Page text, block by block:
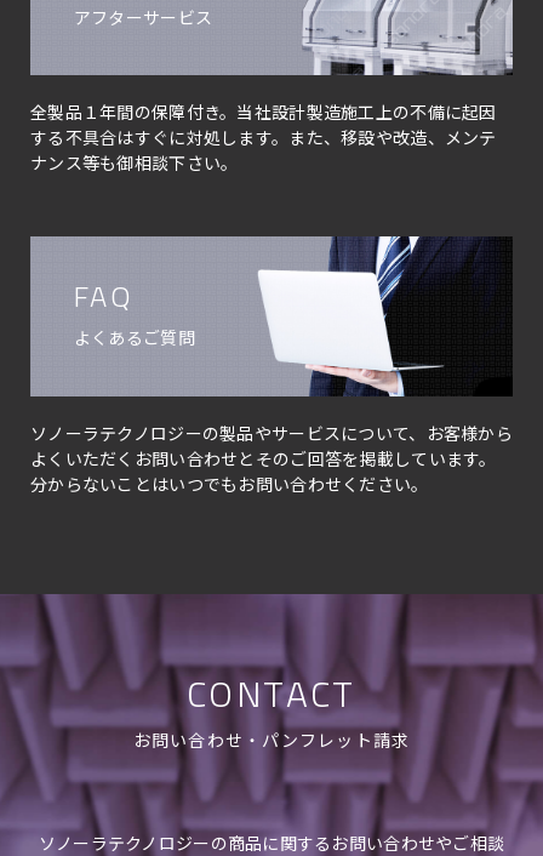
アフターサービス
全製品１年間の保障付き。当社設計製造施工上の不備に起因
する不具合はすぐに対処します。また、移設や改造、メンテ
ナンス等も御相談下さい。
FAQ
よくあるご質問
ソノーラテクノロジーの製品やサービスについて、お客様から
よくいただくお問い合わせとそのご回答を掲載しています。
分からないことはいつでもお問い合わせください。
CONTACT
お問い合わせ・パンフレット請求
ソノーラテクノロジーの商品に関するお問い合わせやご相談